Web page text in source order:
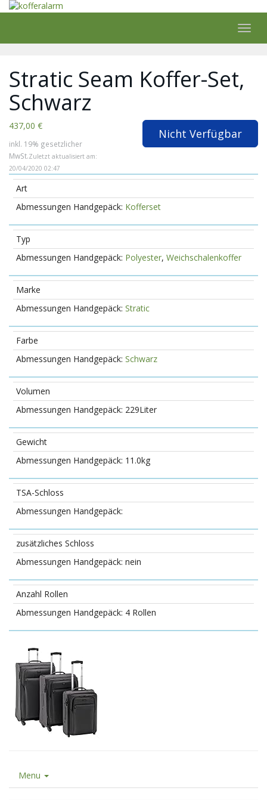
Skip
content
Stratic Seam Koffer-Set,
Schwarz
437,00 €
inkl. 19% gesetzlicher
MwSt.Zuletzt aktualisiert am:
20/04/2020 02:47
Nicht Verfügbar
Art
Kofferset
Typ
Polyester, Weichschalenkoffer
Marke
Stratic
Farbe
Schwarz
Volumen
229Liter
Gewicht
11.0kg
TSA-Schloss
zusätzliches Schloss
nein
Anzahl Rollen
4 Rollen
Menu